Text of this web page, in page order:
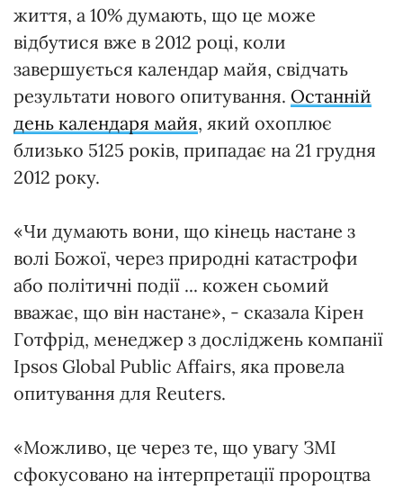
життя, а 10% думають, що це може
відбутися вже в 2012 році, коли
завершується календар майя, свідчать
результати нового опитування. Останній
день календаря майя, який охоплює
близько 5125 років, припадає на 21 грудня
2012 року.
«Чи думають вони, що кінець настане з
волі Божої, через природні катастрофи
або політичні події ... кожен сьомий
вважає, що він настане», - сказала Кірен
Готфрід, менеджер з досліджень компанії
Ipsos Global Public Affairs, яка провела
опитування для Reuters.
«Можливо, це через те, що увагу ЗМІ
сфокусовано на інтерпретації пророцтва